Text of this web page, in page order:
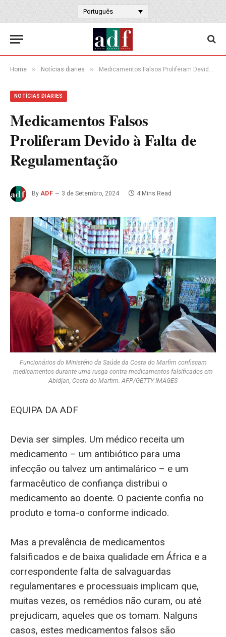
Português
Home » Notícias diaries » Medicamentos Falsos Proliferam Devido à Falta de Regulamentação
NOTÍCIAS DIARIES
Medicamentos Falsos
Proliferam Devido à Falta de
Regulamentação
By ADF 3 de Setembro, 2024 4 Mins Read
Funcionários do Ministério da Saúde da Costa do Marfim confiscam
medicamentos durante uma rusga contra medicamentos falsificados em
Abidjan, Costa do Marfim. AFP/GETTY IMAGES
EQUIPA DA ADF
Devia ser simples. Um médico receita um
medicamento – um antibiótico para uma
infecção ou talvez um antimalárico – e um
farmacêutico de confiança distribui o
medicamento ao doente. O paciente confia no
produto e toma-o conforme indicado.
Mas a prevalência de medicamentos
falsificados e de baixa qualidade em África e a
correspondente falta de salvaguardas
regulamentares e processuais implicam que,
muitas vezes, os remédios não curam, ou até
prejudicam, aqueles que os tomam. Nalguns
casos, estes medicamentos falsos são